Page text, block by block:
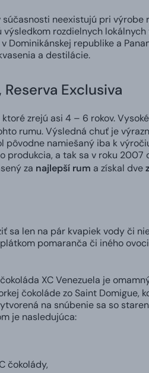
neexistujú pri výrobe
rozdielnych
Dominikánskej republike a
a destilácie.
Exclusiva
ktoré zrejú asi 4 – 6 rokov.
rumu. Výsledná chuť je
namiešaný iba k
a tak sa v roku 2007
za najlepší rum a získal dve
len na pár kvapiek vody či
pomaranča či iného
XC Venezuela je
čokoláde zo Saint Domigue,
na snúbenie sa so
je nasledujúca:
čokolády,